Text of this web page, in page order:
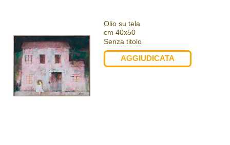
Olio su tela
cm 40x50
Senza titolo
AGGIUDICATA